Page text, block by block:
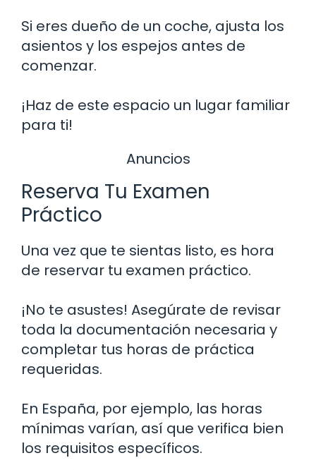
Si eres dueño de un coche, ajusta los
asientos y los espejos antes de
comenzar.
¡Haz de este espacio un lugar familiar
para ti!
Anuncios
Reserva Tu Examen
Práctico
Una vez que te sientas listo, es hora
de reservar tu examen práctico.
¡No te asustes! Asegúrate de revisar
toda la documentación necesaria y
completar tus horas de práctica
requeridas.
En España, por ejemplo, las horas
mínimas varían, así que verifica bien
los requisitos específicos.